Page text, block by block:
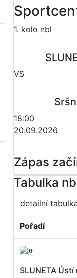
1. kolo nbl
VS
18:00
20.09.2026
Zápas
Tabulka
detailní
Pořadí
SLUNETA